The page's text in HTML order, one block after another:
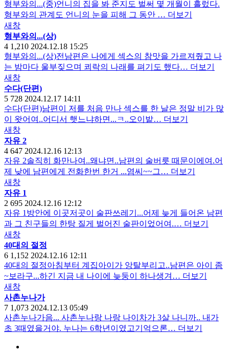
형부와의...(중)언니의 집을 봐 준지도 벌써 몇 개월이 흘렀다.
형부와의 관계도 언니의 눈을 피해 그 동안 … 더보기
새창
형부와의...(상)
4 1,210 2024.12.18 15:25
형부와의...(상)전남편은 나에게 섹스의 참맛을 가르져줬고 나
는 밤마다 울부짖으며 쾨락의 나래를 펴기도 했다… 더보기
새창
수다(단편)
5 728 2024.12.17 14:11
수다(단편)남편이 저를 처음 만나 섹스를 한 날은 정말 비가 많
이 왓어여..어디서 햇느냐하면...ㅋ..오이밭… 더보기
새창
자유 2
4 647 2024.12.16 12:13
자유 2솔직히 화만나여..왜냐면..남편의 술버릇 때문이에여.어
제 낮에 남편에게 전화한번 한거 ...염씨~~그… 더보기
새창
자유 1
2 695 2024.12.16 12:12
자유 1방안에 이곳저곳이 술판쓰레기...어제 늦게 들어온 남편
과 그 친구들의 한탕 질게 벌어진 술판이었어여.… 더보기
새창
40대의 절정
6 1,152 2024.12.16 12:11
40대의 절정아침부터 계집아이가 앙탈부리고..남편은 아이 좀
~보라구...하긴 지금 내 나이에 늦둥이 하나생겨… 더보기
새창
사촌누나가
7 1,073 2024.12.13 05:49
사촌누나가음... 사촌누나랑 나랑 나이차가 3살 나니까.. 내가
초 3때였을거야. 누나는 6학년이였고기억으론… 더보기